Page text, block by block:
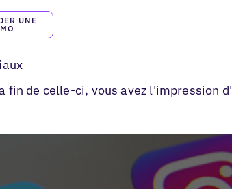
UNE
fin de celle-ci, vous avez l'impression